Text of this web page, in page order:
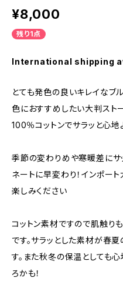
¥8,000
残り1点
International shipping
とても発色の良いキレイなブ
色におすすめしたい大判スト
100％コットンでサラッと心地
季節の変わりめや寒暖差にサ
ネートに早変わり！インポー
楽しみください
コットン素材ですので肌触り
です。サラッとした素材が春
す。また秋冬の保温としても
ろかも！